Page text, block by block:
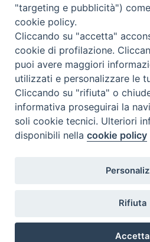
Contatti & Info
C.ne Aurelia, 50 – 00165 Roma
Contatti
Scrivi a: cnvf@chiesacattolica.it
"targeting e pubblicità")
cookie policy.
Cliccando su "accetta"
cookie di profilazione.
puoi avere maggiori
utilizzati e personalizzare le
Cliccando su "rifiuta" o
informativa proseguirai la
soli cookie tecnici. Ulteriori
disponibili nellacookie policy
Rifiuta
Accetta